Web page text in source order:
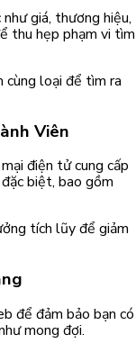
giá, thương hiệu,
thu hẹp phạm vi tìm
cùng loại để tìm ra
Viên
điện tử cung cấp
biệt, bao gồm
tích lũy để giảm
để đảm bảo bạn có
mong đợi.